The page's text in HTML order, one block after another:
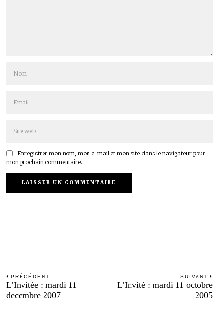
Enregistrer mon nom, mon e-mail et mon site dans le navigateur pour
mon prochain commentaire.
Navigation
de
l’article
PRÉCÉDENT
Previous
post:
L’Invitée : mardi 11
decembre 2007
SUIVANT
L’Invité : mardi 11 octobre
2005